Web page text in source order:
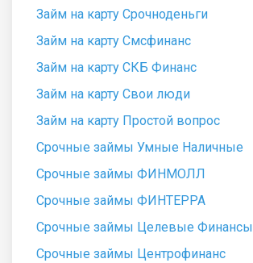
Займ на карту Срочноденьги
Займ на карту Смсфинанс
Займ на карту СКБ Финанс
Займ на карту Свои люди
Займ на карту Простой вопрос
Срочные займы Умные Наличные
Срочные займы ФИНМОЛЛ
Срочные займы ФИНТЕРРА
Срочные займы Целевые Финансы
Срочные займы Центрофинанс